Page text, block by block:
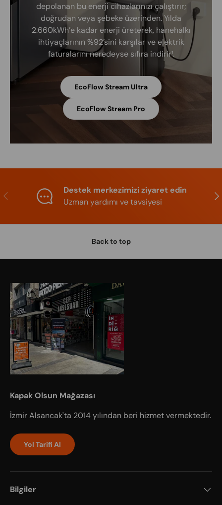
depolanan bu enerji cihazlarınızı çalıştırır;
doğrudan veya şebeke üzerinden. Yılda
2.660kWh’e kadar enerji üreterek, hanehalkı
ihtiyaçlarının %92’sini karşılar ve elektrik
faturalarını neredeyse sıfıra indirir¹.
EcoFlow Stream Ultra
EcoFlow Stream Pro
Previous
Destek merkezimizi ziyaret edin
Uzman yardımı ve tavsiyesi
Back to top
Kapak Olsun Mağazası
İzmir Alsancak'ta 2014 yılından beri hizmet vermektedir.
Yol Tarifi Al
Bilgiler